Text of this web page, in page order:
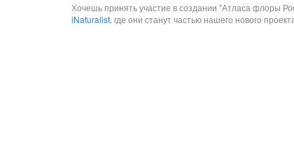
Хочешь принять участие в создании "Атласа флоры
iNaturalist, где они станут частью нашего нового